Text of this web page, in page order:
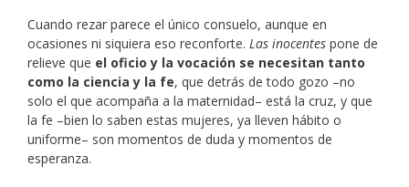
Cuando rezar parece el único consuelo, aunque en
ocasiones ni siquiera eso reconforte. Las inocentes pone de
relieve que el oficio y la vocación se necesitan tanto
como la ciencia y la fe, que detrás de todo gozo –no
solo el que acompaña a la maternidad– está la cruz, y que
la fe –bien lo saben estas mujeres, ya lleven hábito o
uniforme– son momentos de duda y momentos de
esperanza.